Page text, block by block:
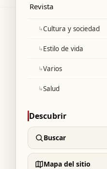
Revista
↳Cultura y sociedad
↳Estilo de vida
↳Varios
↳Salud
Descubrir
Buscar
Mapa del sitio